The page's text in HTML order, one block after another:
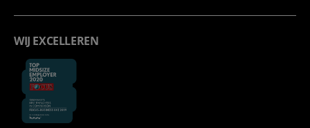
WIJ EXCELLEREN